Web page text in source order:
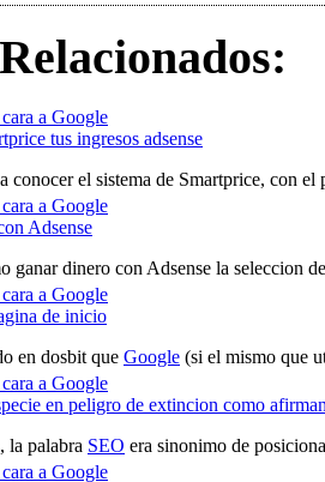
tus ingresos adsense
conocer el sistema de Smartprice, con el
Adsense
ganar dinero con Adsense la seleccion
de inicio
en dosbit que Google (si el mismo que
en peligro de extincion como
la palabra SEO era sinonimo de